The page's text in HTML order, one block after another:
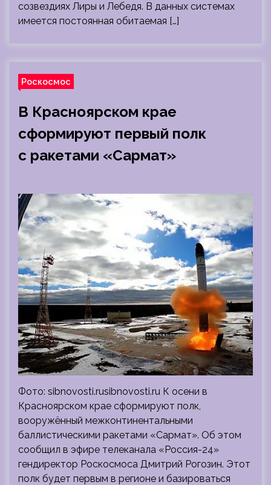
созвездиях Лиры и Лебедя. В данных системах
имеется постоянная обитаемая […]
Роскосмос
В Красноярском крае
сформируют первый полк
с ракетами «Сармат»
Фото: sibnovosti.rusibnovosti.ru К осени в
Красноярском крае сформируют полк,
вооружённый межконтинентальными
баллистическими ракетами «Сармат». Об этом
сообщил в эфире телеканала «Россия-24»
гендиректор Роскосмоса Дмитрий Рогозин. Этот
полк будет первым в регионе и базироваться